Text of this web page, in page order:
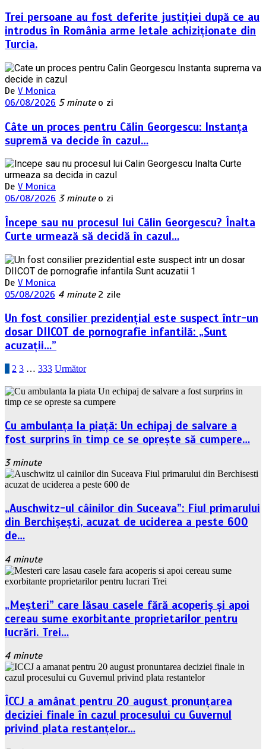
Trei persoane au fost deferite justiției după ce au
introdus în România arme letale achiziționate din
Turcia.
De V Monica
06/08/2026 5 minute o zi
Câte un proces pentru Călin Georgescu: Instanța
supremă va decide în cazul…
De V Monica
06/08/2026 3 minute o zi
Începe sau nu procesul lui Călin Georgescu? Înalta
Curte urmează să decidă în cazul…
De V Monica
05/08/2026 4 minute 2 zile
Un fost consilier prezidențial este suspect într-un
dosar DIICOT de pornografie infantilă: „Sunt
acuzații…”
Paginație
articole
2 3 … 333 Următor
Cu ambulanța la piață: Un echipaj de salvare a
fost surprins în timp ce se oprește să cumpere…
3 minute
„Auschwitz-ul câinilor din Suceava”: Fiul primarului
din Berchișești, acuzat de uciderea a peste 600
de…
4 minute
„Meșteri” care lăsau casele fără acoperiș și apoi
cereau sume exorbitante proprietarilor pentru
lucrări. Trei…
4 minute
ÎCCJ a amânat pentru 20 august pronunțarea
deciziei finale în cazul procesului cu Guvernul
privind plata restanțelor…